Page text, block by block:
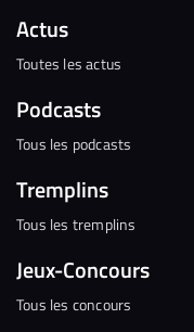
Actus
Toutes les actus
Podcasts
Tous les podcasts
Tremplins
Tous les tremplins
Jeux-Concours
Tous les concours